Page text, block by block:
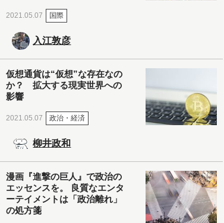
2021.05.07 国際
入江敦彦
仮想通貨は“仮想”な存在なの
か？ 拡大する現実世界への
影響
2021.05.07 政治・経済
柳井政和
漫画『進撃の巨人』で政治の
エッセンスを。 良質なエンタ
ーテイメントは「政治離れ」
の処方箋